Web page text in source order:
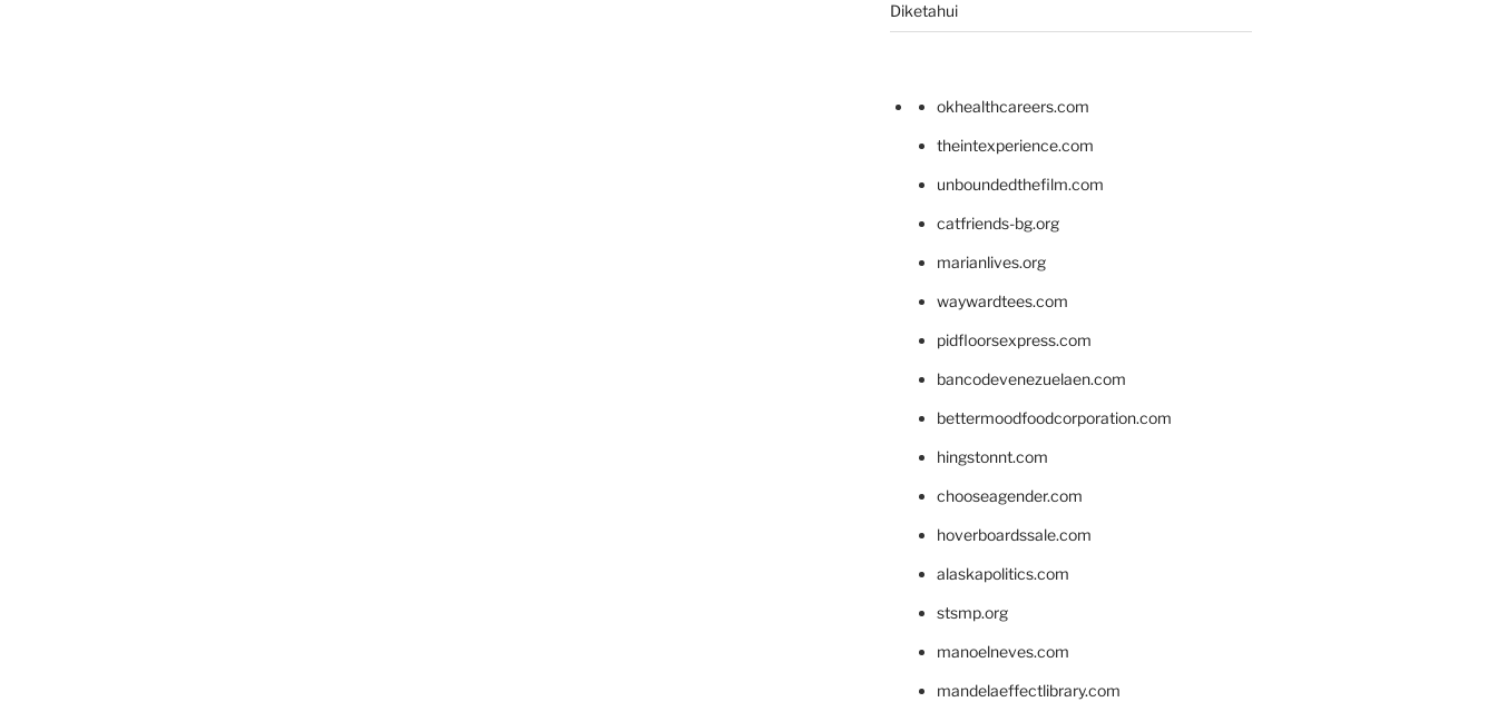
Diketahui
okhealthcareers.com
theintexperience.com
unboundedthefilm.com
catfriends-bg.org
marianlives.org
waywardtees.com
pidfloorsexpress.com
bancodevenezuelaen.com
bettermoodfoodcorporation.com
hingstonnt.com
chooseagender.com
hoverboardssale.com
alaskapolitics.com
stsmp.org
manoelneves.com
mandelaeffectlibrary.com